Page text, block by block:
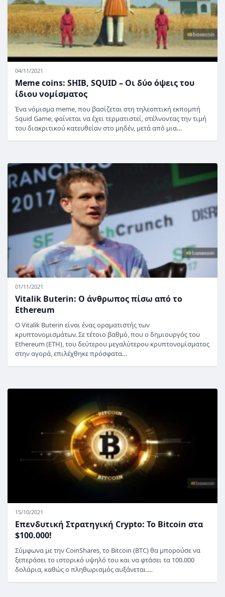
04/11/2021
Meme coins: SHIB, SQUID – Οι δύο όψεις του
ίδιου νομίσματος
Ένα νόμισμα meme, που βασίζεται στη τηλεοπτική εκπομπή
Squid Game, φαίνεται να έχει τερματιστεί, στέλνοντας την τιμή
του διακριτικού κατευθείαν στο μηδέν, μετά από μια…
01/11/2021
Vitalik Buterin: Ο άνθρωπος πίσω από το
Ethereum
O Vitalik Buterin είναι ένας οραματιστής των
κρυπτονομισμάτων. Σε τέτοιο βαθμό, που ο δημιουργός του
Ethereum (ETH), του δεύτερου μεγαλύτερου κρυπτονομίσματος
στην αγορά, επιλέχθηκε πρόσφατα…
15/10/2021
Επενδυτική Στρατηγική Crypto: Το Bitcoin στα
$100.000!
Σύμφωνα με την CoinShares, το Bitcoin (BTC) θα μπορούσε να
ξεπεράσει το ιστορικό υψηλό του και να φτάσει τα 100.000
δολάρια, καθώς ο πληθωρισμός αυξάνεται.…